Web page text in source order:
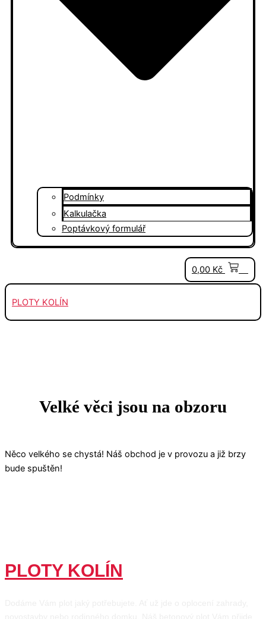
Podmínky
Kalkulačka
Poptávkový formulář
0,00 Kč
PLOTY KOLÍN
Velké věci jsou na obzoru
Něco velkého se chystá! Náš obchod je v provozu a již brzy
bude spuštěn!
PLOTY KOLÍN